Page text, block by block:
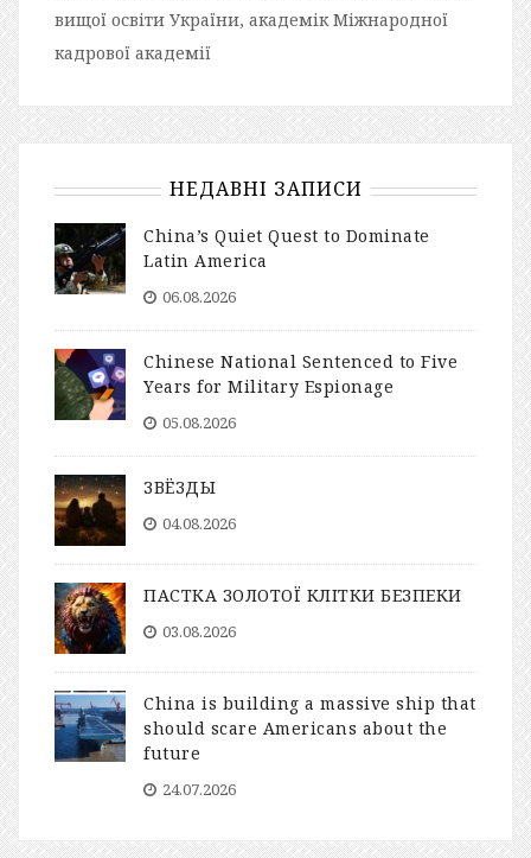
вищої освіти України, академік Міжнародної
кадрової академії
НЕДАВНІ ЗАПИСИ
China’s Quiet Quest to Dominate
Latin America
06.08.2026
Chinese National Sentenced to Five
Years for Military Espionage
05.08.2026
ЗВЁЗДЫ
04.08.2026
ПАСТКА ЗОЛОТОЇ КЛІТКИ БЕЗПЕКИ
03.08.2026
China is building a massive ship that
should scare Americans about the
future
24.07.2026